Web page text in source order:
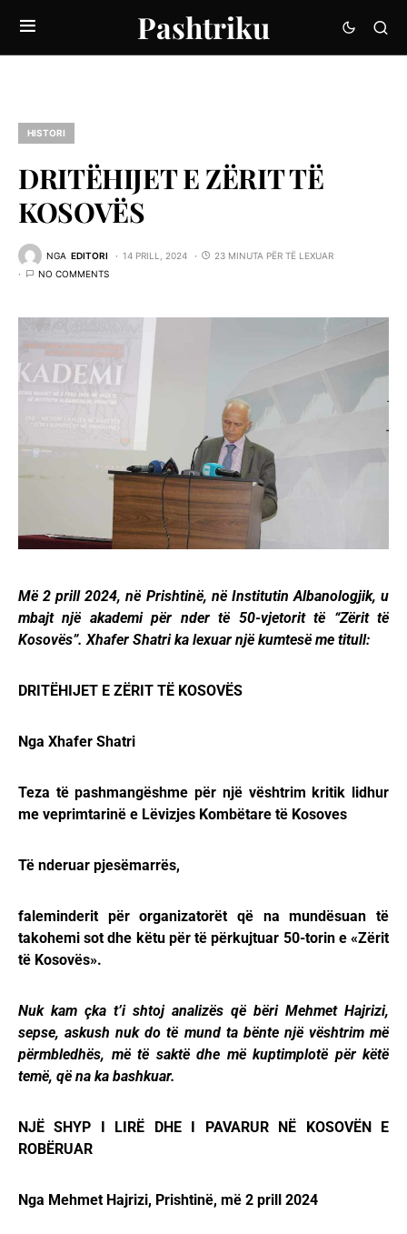
Pashtriku
HISTORI
DRITËHIJET E ZËRIT TË
KOSOVËS
NGA EDITORI 14 PRILL, 2024
23 MINUTA PËR TË LEXUAR
NO COMMENTS
Më 2 prill 2024, në Prishtinë, në Institutin Albanologjik, u
mbajt një akademi për nder të 50-vjetorit të “Zërit të
Kosovës”. Xhafer Shatri ka lexuar një kumtesë me titull:
DRITËHIJET E ZËRIT TË KOSOVËS
Nga Xhafer Shatri
Teza të pashmangëshme për një vështrim kritik lidhur
me veprimtarinë e Lëvizjes Kombëtare të Kosoves
Të nderuar pjesëmarrës,
faleminderit për organizatorët që na mundësuan të
takohemi sot dhe këtu për të përkujtuar 50-torin e «Zërit
të Kosovës».
Nuk kam çka t’i shtoj analizës që bëri Mehmet Hajrizi,
sepse, askush nuk do të mund ta bënte një vështrim më
përmbledhës, më të saktë dhe më kuptimplotë për këtë
temë, që na ka bashkuar.
NJË SHYP I LIRË DHE I PAVARUR NË KOSOVËN E
ROBËRUAR
Nga Mehmet Hajrizi, Prishtinë, më 2 prill 2024